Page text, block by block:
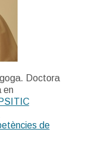
Doctora
en
de